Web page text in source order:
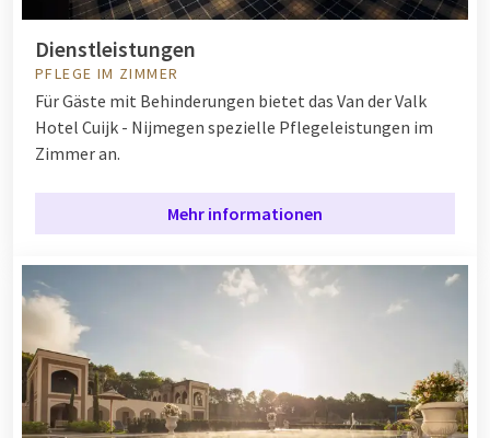
Dienstleistungen
PFLEGE IM ZIMMER
Für Gäste mit Behinderungen bietet das Van der Valk
Hotel Cuijk - Nijmegen spezielle Pflegeleistungen im
Zimmer an.
Mehr informationen